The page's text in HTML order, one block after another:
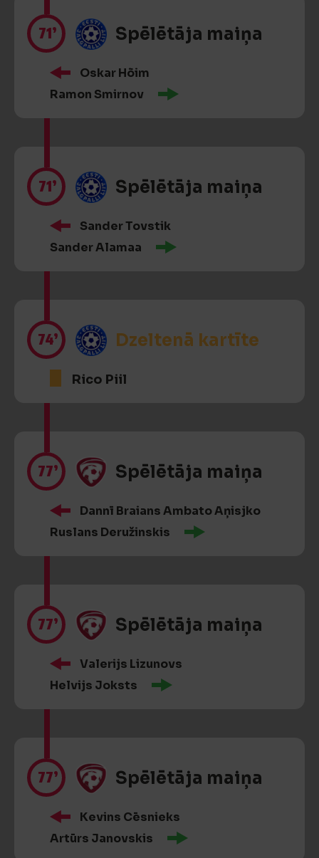
71’ Spēlētāja maiņa
Oskar Hõim
Ramon Smirnov
71’ Spēlētāja maiņa
Sander Tovstik
Sander Alamaa
74’ Dzeltenā kartīte
Rico Piil
77’ Spēlētāja maiņa
Dannī Braians Ambato Aņisjko
Ruslans Deružinskis
77’ Spēlētāja maiņa
Valerijs Lizunovs
Helvijs Joksts
77’ Spēlētāja maiņa
Kevins Cēsnieks
Artūrs Janovskis